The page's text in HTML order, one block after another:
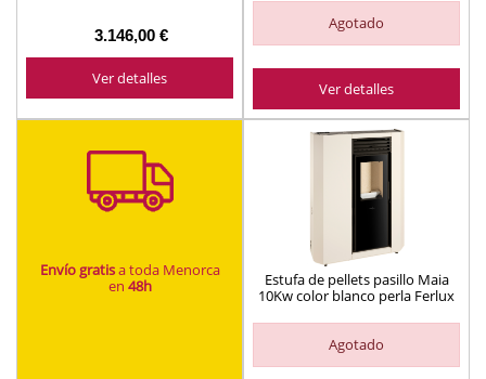
3.146,00 €
Ver detalles
Agotado
Ver detalles
Envío gratisa toda Menorca
en 48h
Estufa de pellets pasillo Maia
10Kw color blanco perla Ferlux
Agotado